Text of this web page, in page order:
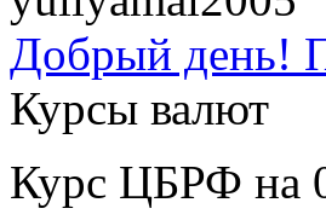
Добрый день!
Курсы валют
Курс ЦБРФ на